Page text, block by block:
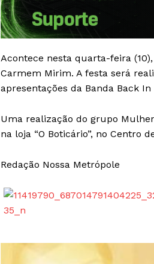
Acontece nesta quarta-feira
Carmem Mirim. A festa será
apresentações da Banda Back
Uma realização do grupo
na loja “O Boticário”, no Centro
Redação Nossa Metrópole